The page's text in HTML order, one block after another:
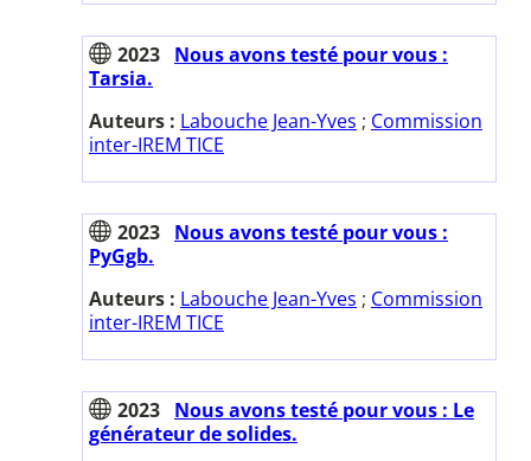
2023 Nous avons testé pour vous :
Tarsia.
Auteurs : Labouche Jean-Yves ; Commission
inter-IREM TICE
2023 Nous avons testé pour vous :
PyGgb.
Auteurs : Labouche Jean-Yves ; Commission
inter-IREM TICE
2023 Nous avons testé pour vous : Le
générateur de solides.